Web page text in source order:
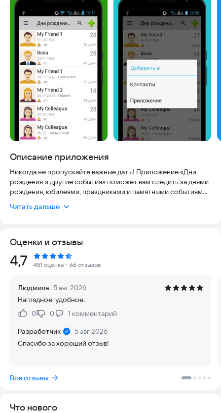
Описание приложения
Никогда не пропускайте важные даты! Приложение «Дни
рождения и другие события» поможет вам следить за днями
рождения, юбилеями, праздниками и памятными событиями
синхронизируется с контактами вашего телефона, собирая
все важные даты в удобном списке. Вы можете легко
добавлять, редактировать и удалять события.
Выберите, за сколько дней напомнить о событии.
Укажите время уведомления, чтобы успеть подготовиться.
🎉 Раздел "Праздники"
Создайте свой список праздников и добавьте к ним контакты
людей, которых хотите поздравить. Теперь все
поздравления будут в одном месте!
Нажмите и удерживайте событие, чтобы:
Отправить готовое поздравление из шаблонов (заранее
Читать дальше
Оценки и отзывы
Рейтинг:
4,7 451 оценка ・66 отзывов
Людмила 5 авг 2026
Наглядное, удобное.
Нравится:
0Не нравится:
0 1 комментарий
Разработчик
5 авг 2026
Спасибо за хороший отзыв!
Все отзывы
Что нового